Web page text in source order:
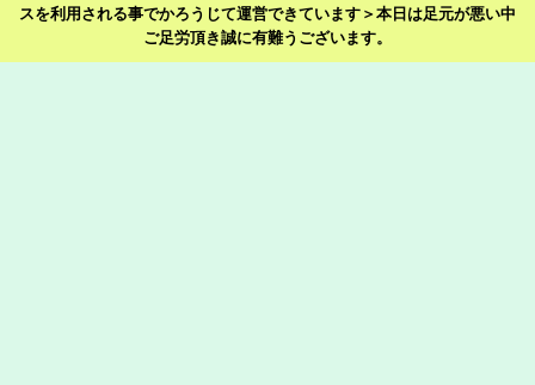
スを利用される事でかろうじて運営できています＞本日は足元が悪い中
ご足労頂き誠に有難うございます。